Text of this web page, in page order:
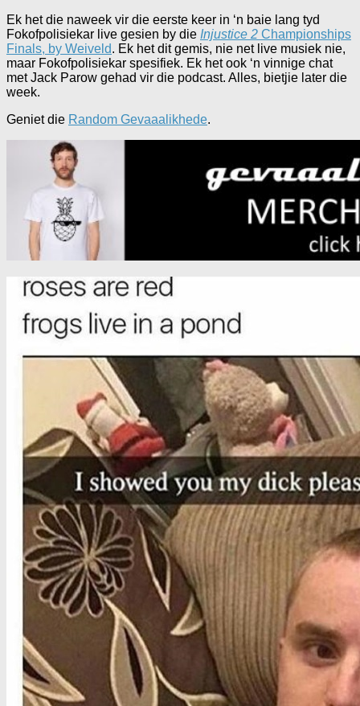
Ek het die naweek vir die eerste keer in ‘n baie lang tyd
Fokofpolisiekar live gesien by die Injustice 2 Championships
Finals, by Weiveld. Ek het dit gemis, nie net live musiek nie,
maar Fokofpolisiekar spesifiek. Ek het ook ‘n vinnige chat
met Jack Parow gehad vir die podcast. Alles, bietjie later die
week.
Geniet die Random Gevaaalikhede.